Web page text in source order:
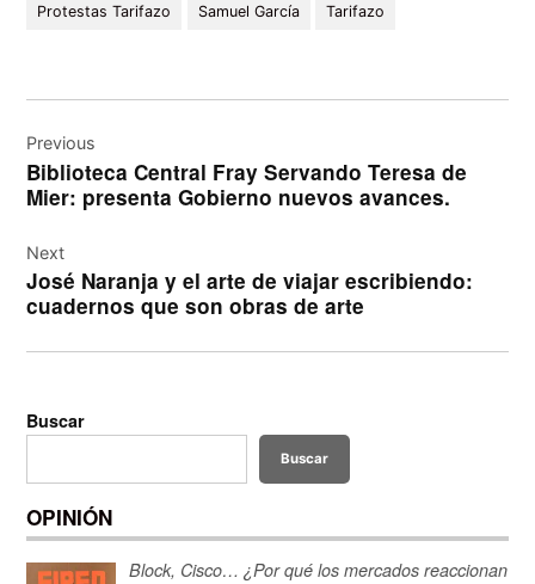
Protestas Tarifazo Samuel García Tarifazo
de
entradas
Previous
Biblioteca Central Fray Servando Teresa de
Mier: presenta Gobierno nuevos avances.
Next
José Naranja y el arte de viajar escribiendo:
cuadernos que son obras de arte
Buscar
Buscar
OPINIÓN
Block, Cisco… ¿Por qué los mercados reaccionan